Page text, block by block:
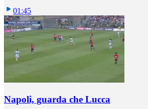
01:45
Napoli, guarda che Lucca